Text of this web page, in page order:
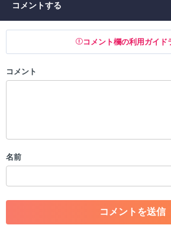
コメントする
コメント欄の利用ガイド
以下の書き込みを禁止とし、場合によってはコ
・一度削除された投稿を再び投稿するこ
・アカウントの売買など金銭が絡む内容
・各ゲームのネタバレを含む内容の投稿
・その他、管理者が不適切と判断した投
コメント
名前